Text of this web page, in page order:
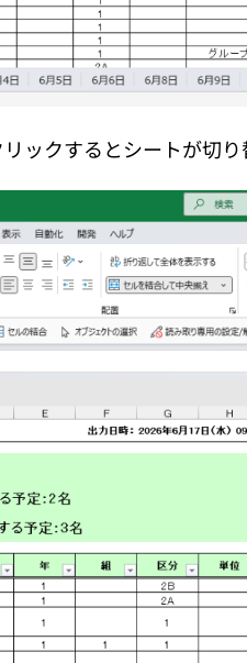
ックするとシートが切